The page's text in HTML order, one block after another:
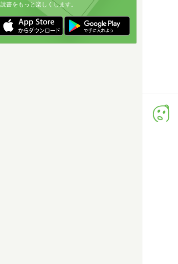
読書をもっと楽しくします。